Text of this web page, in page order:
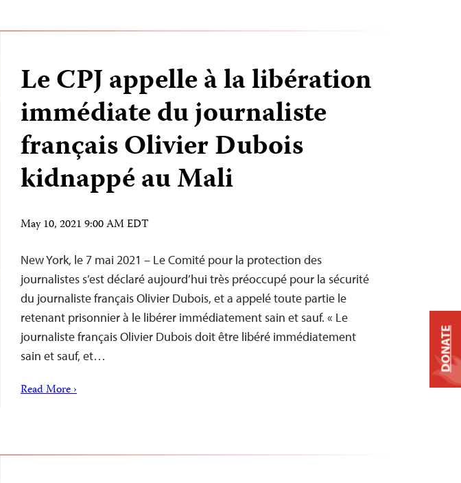
Le CPJ appelle à la libération
immédiate du journaliste
français Olivier Dubois
kidnappé au Mali
May 10, 2021 9:00 AM EDT
New York, le 7 mai 2021 – Le Comité pour la protection des
journalistes s’est déclaré aujourd’hui très préoccupé pour la sécurité
du journaliste français Olivier Dubois, et a appelé toute partie le
retenant prisonnier à le libérer immédiatement sain et sauf. « Le
journaliste français Olivier Dubois doit être libéré immédiatement
sain et sauf, et…
Read More ›
DONATE